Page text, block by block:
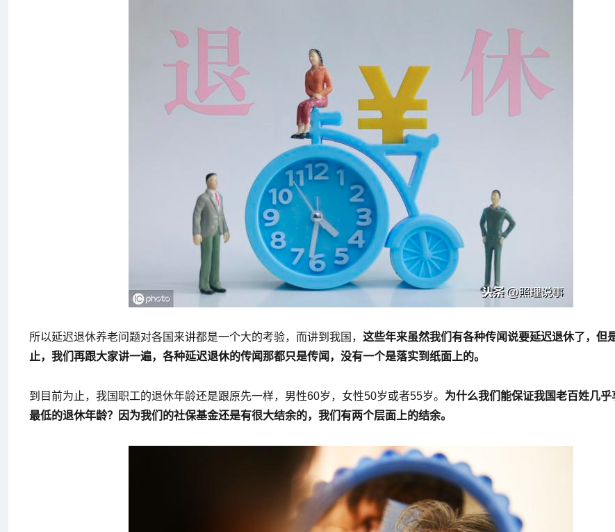
所以延迟退休养老问题对各国来讲都是一个大的考验，而讲到我国， 这些年来虽然我们有各种传闻说要延迟退休了，但
止，我们再跟大家讲一遍，各种延迟退休的传闻那都只是传闻，没有一个是落实到纸面上的。
到目前为止，我国职工的退休年龄还是跟原先一样，男性60岁，女性50岁或者55岁。 为什么我们能保证我国老百姓几乎
最低的退休年龄？因为我们的社保基金还是有很大结余的，我们有两个层面上的结余。